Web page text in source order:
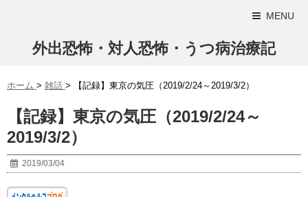
MENU
外出恐怖・対人恐怖・うつ病治療記
ホーム > 雑話 > 【記録】東京の気圧（2019/2/24～2019/3/2）
【記録】東京の気圧（2019/2/24～
2019/3/2）
2019/03/04